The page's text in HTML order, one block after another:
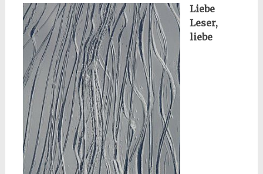
Liebe
Leser,
liebe